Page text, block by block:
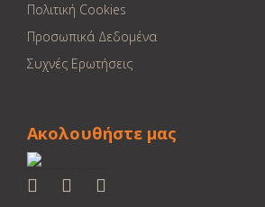
Πολιτική Cookies
Προσωπικά Δεδομένα
Συχνές Ερωτήσεις
Ακολουθήστε μας